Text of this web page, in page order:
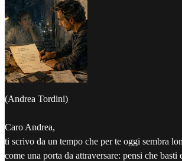
(Andrea Tordini)
Caro Andrea,
ti scrivo da un tempo che per te oggi sembra
come una porta da attraversare: pensi che